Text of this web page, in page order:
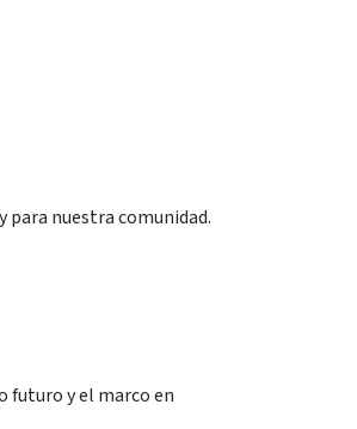
nuestra comunidad.
futuro y el marco en